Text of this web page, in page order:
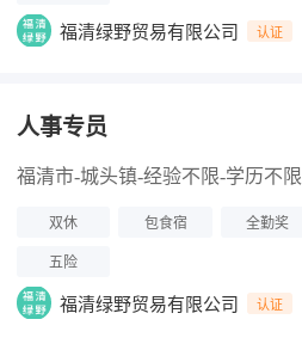
福清绿野贸易有限公司 认证
人事专员
福清市-城头镇-经验不限-学历不限
双休 包食宿 全勤奖
五险
福清绿野贸易有限公司 认证